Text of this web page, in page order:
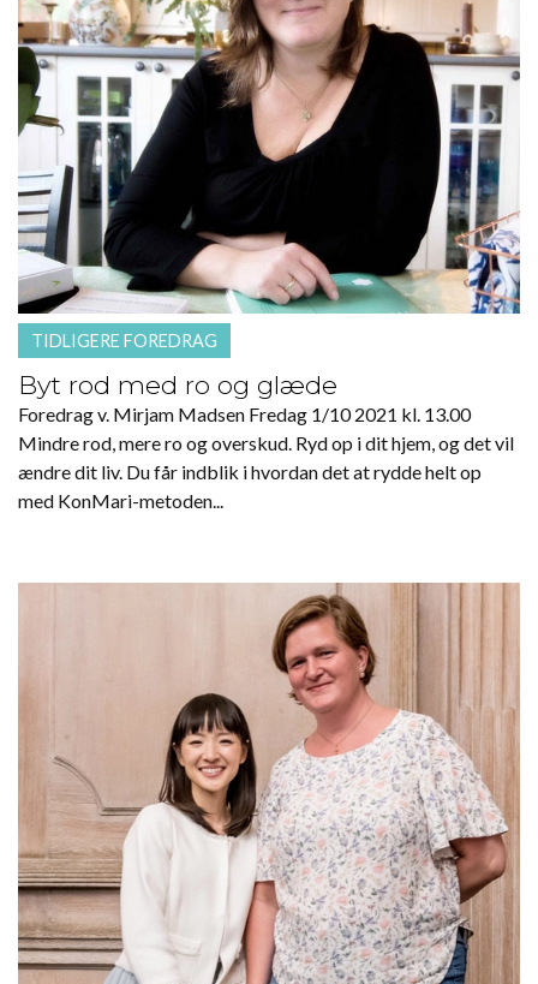
TIDLIGERE FOREDRAG
Byt rod med ro og glæde
Foredrag v. Mirjam Madsen Fredag 1/10 2021 kl. 13.00
Mindre rod, mere ro og overskud. Ryd op i dit hjem, og det vil
ændre dit liv. Du får indblik i hvordan det at rydde helt op
med KonMari-metoden...